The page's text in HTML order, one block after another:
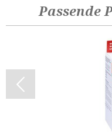
Passende